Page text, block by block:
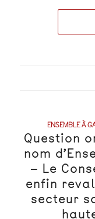
ENSEMBLE À
Question
nom
– Le
enfin
secteur